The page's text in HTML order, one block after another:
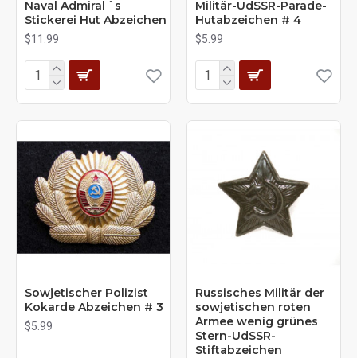
Naval Admiral `s
Stickerei Hut Abzeichen
$11.99
Militär-UdSSR-Parade-
Hutabzeichen # 4
$5.99
Sowjetischer Polizist
Kokarde Abzeichen # 3
$5.99
Russisches Militär der
sowjetischen roten
Armee wenig grünes
Stern-UdSSR-
Stiftabzeichen